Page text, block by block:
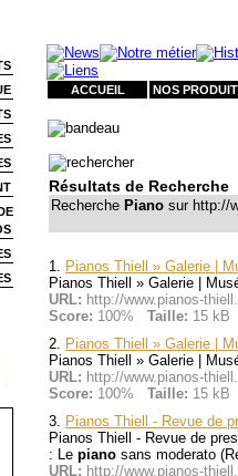
ACCUEIL NOS
Résultats de Recherche
Recherche Piano sur http://
1.
Pianos Thiell » Galerie |
Pianos Thiell » Galerie |
URL: http://www.pianos-
Score: 100% Taille: 15 kB
2.
Pianos Thiell » Galerie |
Pianos Thiell » Galerie |
URL: http://www.pianos-
Score: 100% Taille: 15 kB
3.
Pianos Thiell - Revue de
Pianos Thiell - Revue de
: Le piano sans moderato
URL: http://www.pianos-